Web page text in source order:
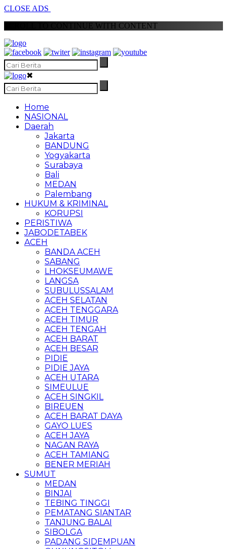
CLOSE ADS
SCROLL TO CONTINUE WITH CONTENT
✖
Home
NASIONAL
Daerah
Jakarta
BANDUNG
Yogyakarta
Surabaya
Bali
MEDAN
Palembang
HUKUM & KRIMINAL
KORUPSI
PERISTIWA
JABODETABEK
ACEH
BANDA ACEH
SABANG
LHOKSEUMAWE
LANGSA
SUBULUSSALAM
ACEH SELATAN
ACEH TENGGARA
ACEH TIMUR
ACEH TENGAH
ACEH BARAT
ACEH BESAR
PIDIE
PIDIE JAYA
ACEH UTARA
SIMEULUE
ACEH SINGKIL
BIREUEN
ACEH BARAT DAYA
GAYO LUES
ACEH JAYA
NAGAN RAYA
ACEH TAMIANG
BENER MERIAH
SUMUT
MEDAN
BINJAI
TEBING TINGGI
PEMATANG SIANTAR
TANJUNG BALAI
SIBOLGA
PADANG SIDEMPUAN